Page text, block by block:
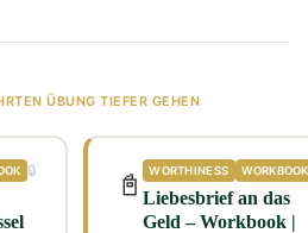
ÜBUNG TIEFER GEHEN
🔒 📓 WORTHINESS
Liebesbrief an das
Geld – Workbook |